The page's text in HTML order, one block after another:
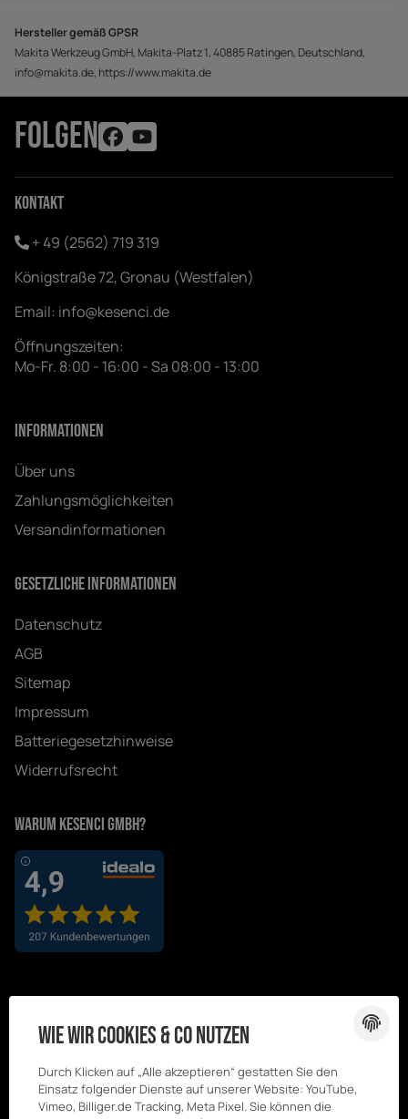
Hersteller gemäß GPSR
Makita Werkzeug GmbH, Makita-Platz 1, 40885 Ratingen, Deutschland,
info@makita.de, https://www.makita.de
FOLGEN
Kontakt
+ 49 (2562) 719 319
Königstraße 72, Gronau (Westfalen)
Email: info@kesenci.de
Öffnungszeiten:
Mo-Fr. 8:00 - 16:00 - Sa 08:00 - 13:00
Informationen
Über uns
Zahlungsmöglichkeiten
Versandinformationen
Gesetzliche Informationen
Datenschutz
AGB
Sitemap
Impressum
Batteriegesetzhinweise
Widerrufsrecht
Warum Kesenci GmbH?
Wie wir Cookies & Co nutzen
Durch Klicken auf „Alle akzeptieren“ gestatten Sie den
Einsatz folgender Dienste auf unserer Website: YouTube,
Vimeo, Billiger.de Tracking, Meta Pixel. Sie können die